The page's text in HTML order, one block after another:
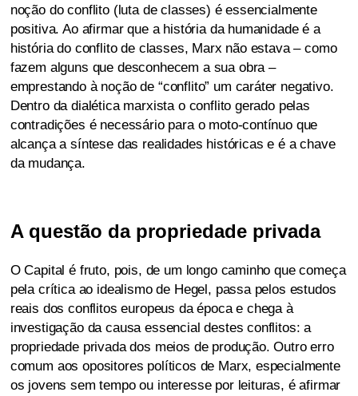
noção do conflito (luta de classes) é essencialmente
positiva. Ao afirmar que a história da humanidade é a
história do conflito de classes, Marx não estava – como
fazem alguns que desconhecem a sua obra –
emprestando à noção de “conflito” um caráter negativo.
Dentro da dialética marxista o conflito gerado pelas
contradições é necessário para o moto-contínuo que
alcança a síntese das realidades históricas e é a chave
da mudança.
A questão da propriedade privada
O Capital é fruto, pois, de um longo caminho que começa
pela crítica ao idealismo de Hegel, passa pelos estudos
reais dos conflitos europeus da época e chega à
investigação da causa essencial destes conflitos: a
propriedade privada dos meios de produção. Outro erro
comum aos opositores políticos de Marx, especialmente
os jovens sem tempo ou interesse por leituras, é afirmar